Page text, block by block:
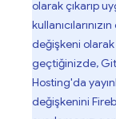
olarak çıkarıp
değişkeni olarak
geçtiğinizde,
Hosting'da
değişkenini